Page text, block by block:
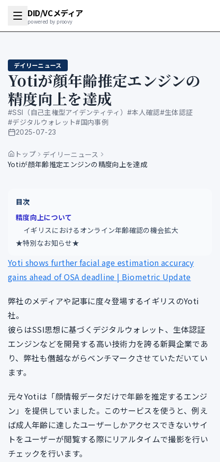
DID/VCメディア
powered by proovy
デイリーニュース
Yotiが顔年齢推定エンジンの
精度向上を達成
#SSI（自己主権型アイデンティティ）#本人確認#生体認証
#デジタルウォレット#国内事例
公開日
2025-07-23
トップ
デイリーニュース
Yotiが顔年齢推定エンジンの精度向上を達成
目次
精度向上について
イギリスにおけるオンライン年齢確認の機会拡大
★特別なお知らせ★
Yoti shows further facial age estimation accuracy
gains ahead of OSA deadline | Biometric Update
弊社のメディアや記事に度々登場するイギリスのYoti
社。
彼らはSSI思想に基づくデジタルウォレット、生体認証
エンジンなどを開発する高い技術力を誇る新興企業であ
り、弊社も僭越ながらベンチマークさせていただいてい
ます。
元々Yotiは「顔情報データだけで年齢を推定するエンジ
ン」を提供していました。このサービスを使うと、例え
ば成人年齢に達したユーザーしかアクセスできないサイ
トをユーザーが閲覧する際にリアルタイムで撮影を行い
チェックを行います。